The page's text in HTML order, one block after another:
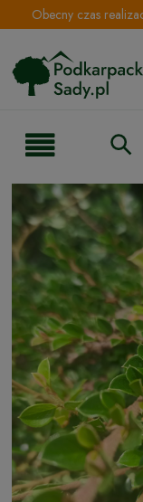
Obecny czas